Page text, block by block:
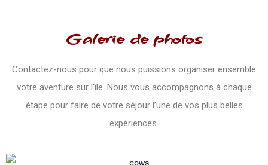
Galerie de photos
Contactez-nous pour que nous puissions organiser ensemble
votre aventure sur l’île. Nous vous accompagnons à chaque
étape pour faire de votre séjour l’une de vos plus belles
expériences.